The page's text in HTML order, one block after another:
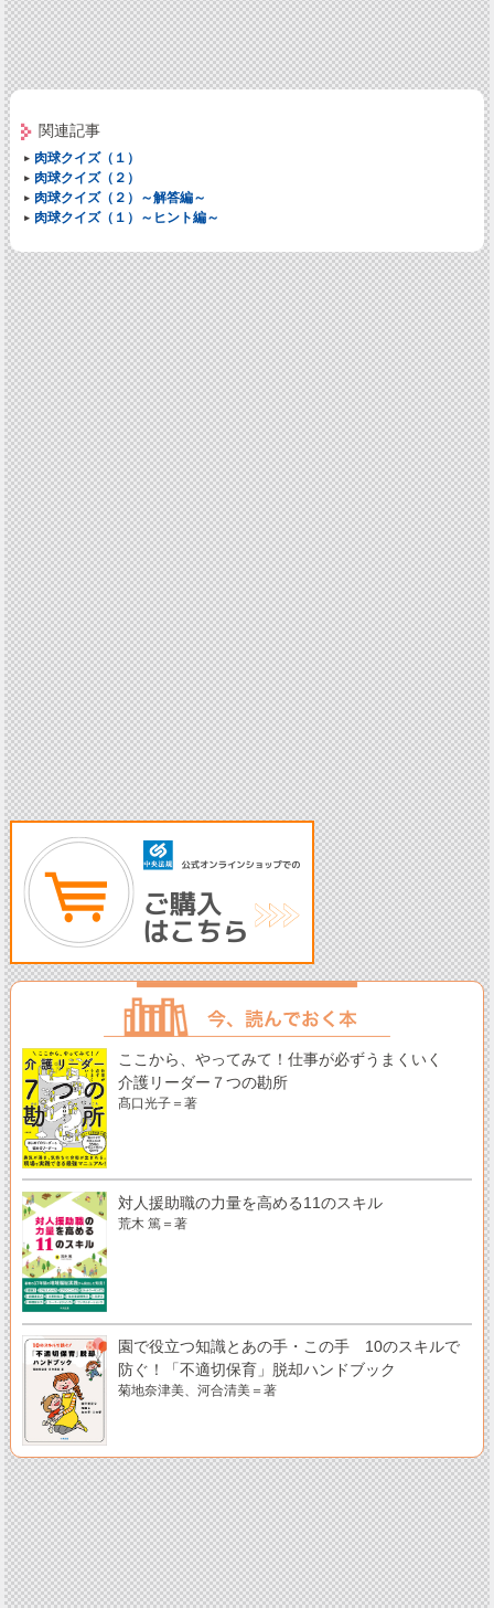
関連記事
肉球クイズ（１）
肉球クイズ（２）
肉球クイズ（２）～解答編～
肉球クイズ（１）～ヒント編～
ここから、やってみて！仕事が必ずうまくいく
介護リーダー７つの勘所
髙口光子＝著
対人援助職の力量を高める11のスキル
荒木 篤＝著
園で役立つ知識とあの手・この手 10のスキルで
防ぐ！「不適切保育」脱却ハンドブック
菊地奈津美、河合清美＝著